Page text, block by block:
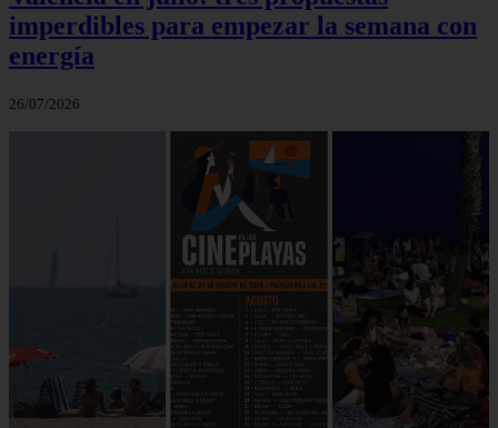
imperdibles para empezar la semana con
energía
26/07/2026